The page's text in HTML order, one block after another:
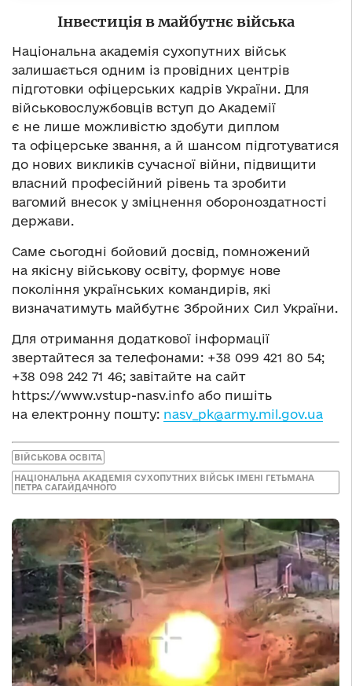
Інвестиція в майбутнє війська
Національна академія сухопутних військ
залишається одним із провідних центрів
підготовки офіцерських кадрів України. Для
військовослужбовців вступ до Академії
є не лише можливістю здобути диплом
та офіцерське звання, а й шансом підготуватися
до нових викликів сучасної війни, підвищити
власний професійний рівень та зробити
вагомий внесок у зміцнення обороноздатності
держави.
Саме сьогодні бойовий досвід, помножений
на якісну військову освіту, формує нове
покоління українських командирів, які
визначатимуть майбутнє Збройних Сил України.
Для отримання додаткової інформації
звертайтеся за телефонами: +38 099 421 80 54;
+38 098 242 71 46; завітайте на сайт
https://www.vstup-nasv.info або пишіть
на електронну пошту: nasv_pk@army.mil.gov.ua
ВІЙСЬКОВА ОСВІТА
НАЦІОНАЛЬНА АКАДЕМІЯ СУХОПУТНИХ ВІЙСЬК ІМЕНІ ГЕТЬМАНА
ПЕТРА САГАЙДАЧНОГО